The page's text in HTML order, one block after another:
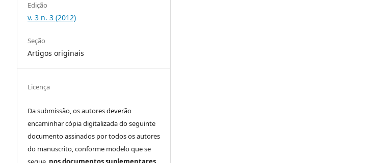
Edição
v. 3 n. 3 (2012)
Seção
Artigos originais
Licença
Da submissão, os autores deverão
encaminhar cópia digitalizada do seguinte
documento assinados por todos os autores
do manuscrito, conforme modelo que se